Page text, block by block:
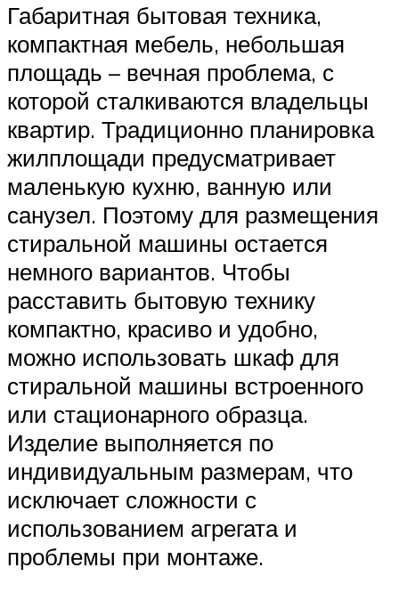
Габаритная бытовая техника,
компактная мебель, небольшая
площадь – вечная проблема, с
которой сталкиваются владельцы
квартир. Традиционно планировка
жилплощади предусматривает
маленькую кухню, ванную или
санузел. Поэтому для размещения
стиральной машины остается
немного вариантов. Чтобы
расставить бытовую технику
компактно, красиво и удобно,
можно использовать шкаф для
стиральной машины встроенного
или стационарного образца.
Изделие выполняется по
индивидуальным размерам, что
исключает сложности с
использованием агрегата и
проблемы при монтаже.